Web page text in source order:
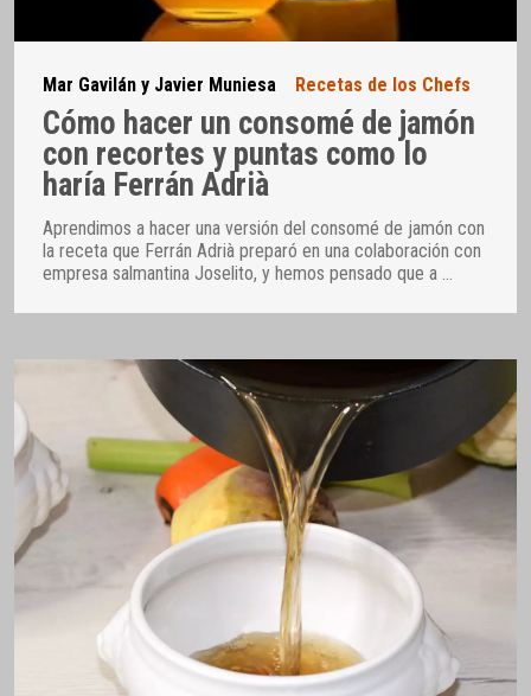
Mar Gavilán y Javier Muniesa Recetas de los Chefs
Cómo hacer un consomé de jamón
con recortes y puntas como lo
haría Ferrán Adrià
Aprendimos a hacer una versión del consomé de jamón con
la receta que Ferrán Adrià preparó en una colaboración con
empresa salmantina Joselito, y hemos pensado que a …